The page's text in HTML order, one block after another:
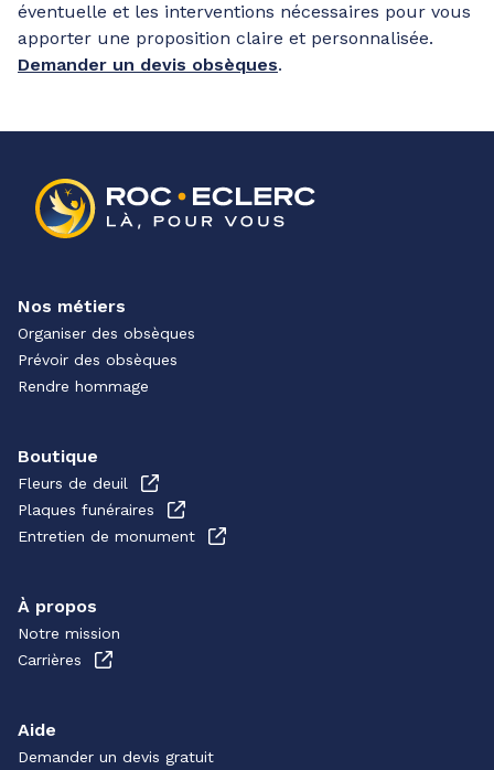
éventuelle et les interventions nécessaires pour vous
apporter une proposition claire et personnalisée.
Demander un devis obsèques.
Nos métiers
Organiser des obsèques
Prévoir des obsèques
Rendre hommage
Boutique
Fleurs de deuil
Plaques funéraires
Entretien de monument
À propos
Notre mission
Carrières
Aide
Demander un devis gratuit